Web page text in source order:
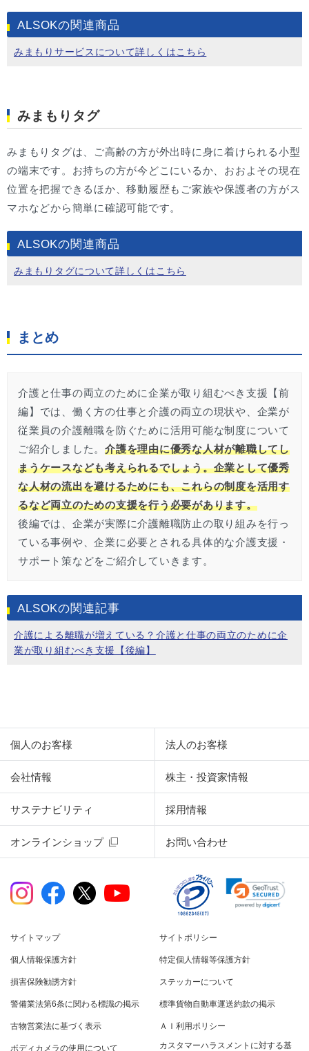
ALSOKの関連商品
みまもりサービスについて詳しくはこちら
みまもりタグ
みまもりタグは、ご高齢の方が外出時に身に着けられる小型
の端末です。お持ちの方が今どこにいるか、おおよその現在
位置を把握できるほか、移動履歴もご家族や保護者の方がス
マホなどから簡単に確認可能です。
ALSOKの関連商品
みまもりタグについて詳しくはこちら
まとめ
介護と仕事の両立のために企業が取り組むべき支援【前
編】では、働く方の仕事と介護の両立の現状や、企業が
従業員の介護離職を防ぐために活用可能な制度について
ご紹介しました。 介護を理由に優秀な人材が離職してし
まうケースなども考えられるでしょう。企業として優秀
な人材の流出を避けるためにも、これらの制度を活用す
るなど両立のための支援を行う必要があります。
後編では、企業が実際に介護離職防止の取り組みを行っ
ている事例や、企業に必要とされる具体的な介護支援・
サポート策などをご紹介していきます。
ALSOKの関連記事
介護による離職が増えている？介護と仕事の両立のために企
業が取り組むべき支援【後編】
個人のお客様 法人のお客様
会社情報 株主・投資家情報
サステナビリティ
オンラインショップ お問い合わせ
採用情報
サイトマップ サイトポリシー
個人情報保護方針 特定個人情報等保護方針
損害保険勧誘方針 ステッカーについて
警備業法第6条に関わる標識の掲示 標準貨物自動車運送約款の掲示
古物営業法に基づく表示 ＡＩ利用ポリシー
ボディカメラの使用について カスタマーハラスメントに対する基